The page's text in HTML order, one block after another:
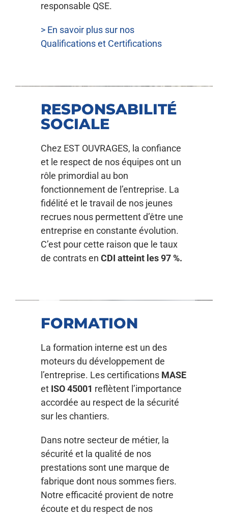
responsable QSE.
> En savoir plus sur nos
Qualifications et Certifications
RESPONSABILITÉ
SOCIALE
Chez EST OUVRAGES, la confiance
et le respect de nos équipes ont un
rôle primordial au bon
fonctionnement de l’entreprise. La
fidélité et le travail de nos jeunes
recrues nous permettent d’être une
entreprise en constante évolution.
C’est pour cette raison que le taux
de contrats en CDI atteint les 97 %.
FORMATION
La formation interne est un des
moteurs du développement de
l’entreprise. Les certifications MASE
et ISO 45001 reflètent l’importance
accordée au respect de la sécurité
sur les chantiers.
Dans notre secteur de métier, la
sécurité et la qualité de nos
prestations sont une marque de
fabrique dont nous sommes fiers.
Notre efficacité provient de notre
écoute et du respect de nos